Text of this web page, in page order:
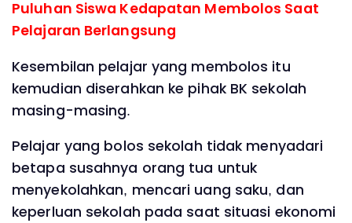
Puluhan Siswa Kedapatan Membolos Saat
Pelajaran Berlangsung
Kesembilan pelajar yang membolos itu
kemudian diserahkan ke pihak BK sekolah
masing-masing.
Pelajar yang bolos sekolah tidak menyadari
betapa susahnya orang tua untuk
menyekolahkan, mencari uang saku, dan
keperluan sekolah pada saat situasi ekonomi